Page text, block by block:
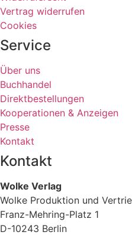
Vertrag widerrufen
Cookies
Service
Über uns
Buchhandel
Direktbestellungen
Kooperationen & Anzeigen
Presse
Kontakt
Kontakt
Wolke Verlag
Wolke Produktion und
Franz-Mehring-Platz 1
D-10243 Berlin